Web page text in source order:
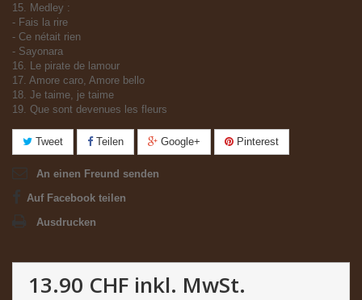
15. Medley :
- Fais la rire
- Ce nétait rien
- Sayonara
16. Le pirate de lamour
17. Amore caro, Amore bello
18. Je taime, je taime
19. Que sont devenues les fleurs
Tweet Teilen Google+ Pinterest
An einen Freund senden
Auf Facebook teilen
Ausdrucken
13.90 CHF inkl. MwSt.